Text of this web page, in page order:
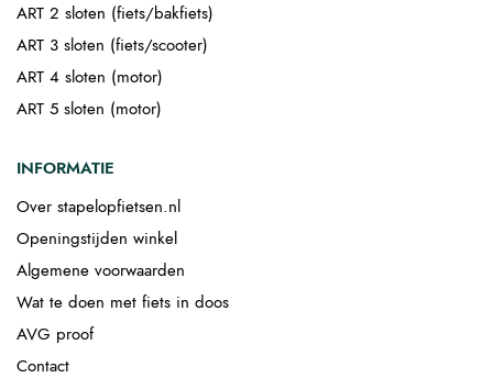
ART 2 sloten (fiets/bakfiets)
ART 3 sloten (fiets/scooter)
ART 4 sloten (motor)
ART 5 sloten (motor)
INFORMATIE
Over stapelopfietsen.nl
Openingstijden winkel
Algemene voorwaarden
Wat te doen met fiets in doos
AVG proof
Contact